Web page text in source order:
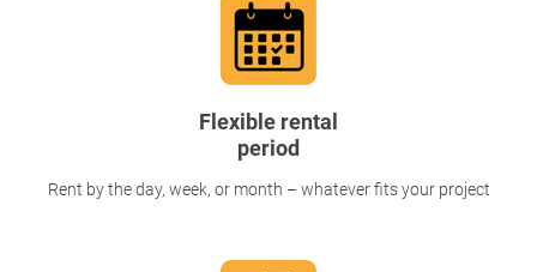
Flexible rental
period
Rent by the day, week, or month – whatever fits your project